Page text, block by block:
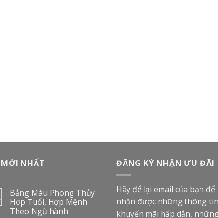
NHẤT
Bảng Màu Phong Thủy
Hợp Tuổi, Hợp Mệnh
Theo Ngũ hành
ĐĂNG KÝ NHẬN ƯU ĐÃI
Hãy để lại email của bạn để
nhận được những thông tin
khuyến mãi hấp dẫn,